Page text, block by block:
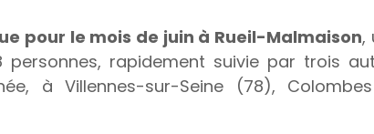
pour le mois de juin à Rueil-Malmaison,
rapidement suivie par trois
à Villennes-sur-Seine (78),